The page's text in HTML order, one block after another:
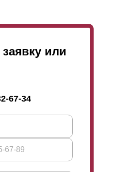
или
67-34